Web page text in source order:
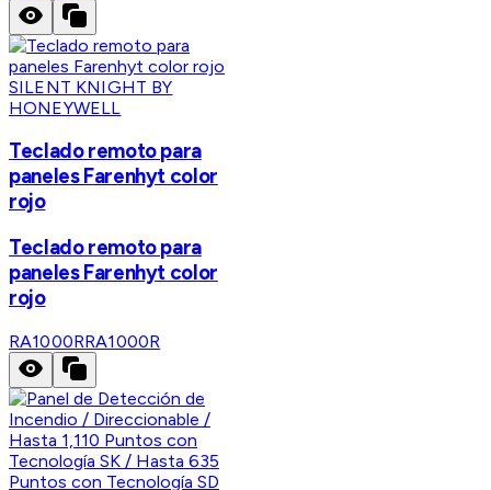
SILENT KNIGHT BY
HONEYWELL
Teclado remoto para
paneles Farenhyt color
rojo
Teclado remoto para
paneles Farenhyt color
rojo
RA1000RRA1000R